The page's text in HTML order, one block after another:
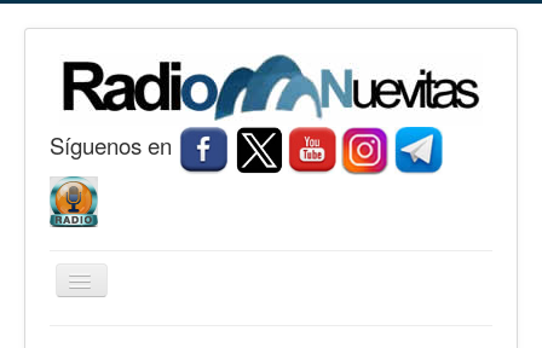
Síguenos en
Cambiar